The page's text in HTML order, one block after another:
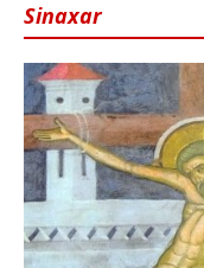
Sinaxar